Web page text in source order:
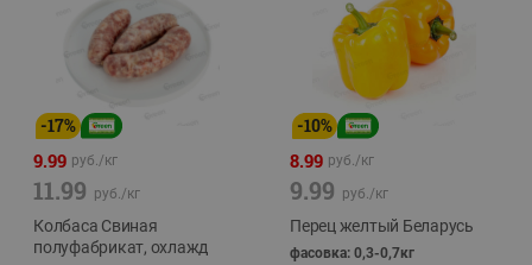
-17%
9.99 руб./кг
11.99 руб./кг
Колбаса Свиная
полуфабрикат, охлажд
-10%
8.99 руб./кг
9.99 руб./кг
Перец желтый Беларусь
фасовка: 0,3-0,7кг